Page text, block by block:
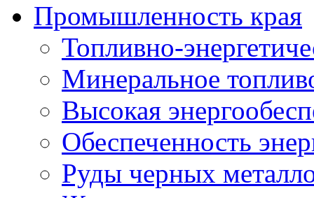
Промышленность края
Топливно-
Минеральное
Высокая
Обеспеченность
Руды черных